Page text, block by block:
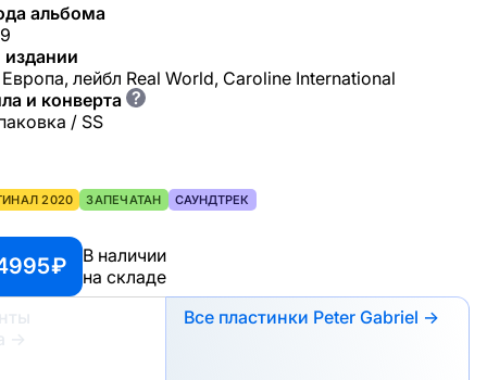
альбома
лейбл Real World, Caroline International
и конверта ?
/ SS
2020 ЗАПЕЧАТАН САУНДТРЕК
₽
В наличии
на складе
→
Все пластинки Peter Gabriel →